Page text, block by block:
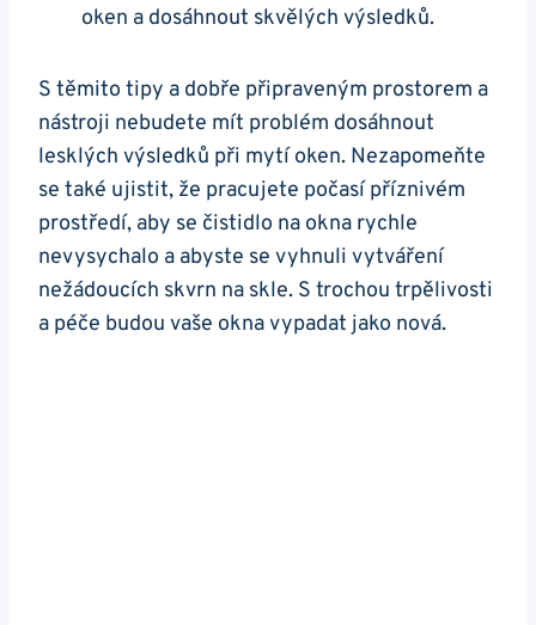
oken a dosáhnout skvělých výsledků.
S těmito tipy a dobře připraveným prostorem a
nástroji nebudete mít problém dosáhnout
lesklých výsledků při mytí oken. Nezapomeňte
se také ujistit, že pracujete počasí příznivém
prostředí, aby se čistidlo na okna rychle
nevysychalo a abyste se vyhnuli vytváření
nežádoucích skvrn na skle. S trochou trpělivosti
a péče budou vaše okna vypadat jako nová.